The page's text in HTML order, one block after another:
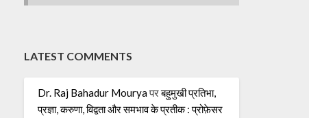
LATEST COMMENTS
Dr. Raj Bahadur Mouryaपरबहुमुखी प्रतिभा,
प्रज्ञा, करुणा, विद्वता और समभाव के प्रतीक : प्रोफ़ेसर